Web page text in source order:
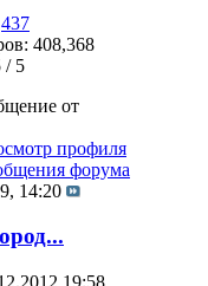
437
408,368
/ 5
от
профиля
форума
14:20
19:58